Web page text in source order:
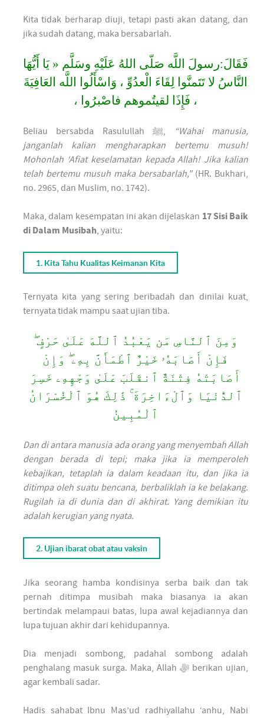
Kita tidak berharap diuji, tetapi pasti akan datang, dan
jika sudah datang, maka bersabarlah.
فَقَالَ:رسولَ اللَّه صَلّى اللهُ عَلَيْهِ وسَلَّم « يَا أَيُّهَا
النَّاسُ لا تَتَمنَّوا لِقَاءَ الْعدُوِّ ، وَاسْأَلُوا اللَّه العَافِيَةَ
، فَإِذَا لقيتُموهم فاصْبرُوا ،
Beliau bersabda Rasulullah ﷺ,
“Wahai manusia,
janganlah kalian mengharapkan bertemu musuh!
Mohonlah ‘Afiat keselamatan kepada Allah! Jika kalian
telah bertemu musuh maka bersabarlah," (HR. Bukhari,
no. 2965, dan Muslim, no. 1742).
Maka, dalam kesempatan ini akan dijelaskan 17 Sisi Baik
di Dalam Musibah, yaitu:
1. Kita Tahu Kualitas Keimanan Kita
Ternyata kita yang sering beribadah dan dinilai kuat,
ternyata tidak mampu saat ujian tiba.
وَمِنَ ٱلنَّاسِ مَن يَعْبُدُ ٱللَّهَ عَلَىٰ حَرْفٍ ۖ
فَإِنْ أَصَابَهُۥ خَيْرٌ ٱطْمَأَنَّ بِهِۦ ۖ وَإِنْ
أَصَابَتْهُ فِتْنَةٌ ٱنقَلَبَ عَلَىٰ وَجْهِهِۦ خَسِرَ
ٱلدُّنْيَا وَٱلْءَاخِرَةَ ۚ ذَٰلِكَ هُوَ ٱلْخُسْرَانُ
ٱلْمُبِينُ
Dan di antara manusia ada orang yang menyembah Allah
dengan berada di tepi; maka jika ia memperoleh
kebajikan, tetaplah ia dalam keadaan itu, dan jika ia
ditimpa oleh suatu bencana, berbaliklah ia ke belakang.
Rugilah ia di dunia dan di akhirat. Yang demikian itu
adalah kerugian yang nyata.
2. Ujian ibarat obat atau vaksin
Jika seorang hamba kondisinya serba baik dan tak
pernah ditimpa musibah maka biasanya ia akan
bertindak melampaui batas, lupa awal kejadiannya dan
lupa tujuan akhir dari kehidupannya.
Dia menjadi sombong, padahal sombong adalah
penghalang masuk surga. Maka, Allah ﷻ berikan ujian,
agar kembali sadar.
Hadis sahabat Ibnu Mas’ud radhiyallahu ‘anhu, Nabi